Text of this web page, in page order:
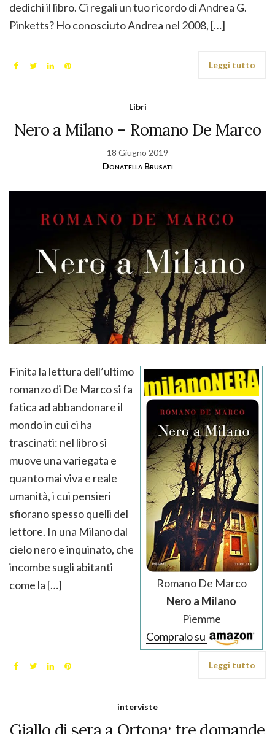
dedichi il libro. Ci regali un tuo ricordo di Andrea G.
Pinketts? Ho conosciuto Andrea nel 2008, […]
Leggi tutto
Libri
Nero a Milano – Romano De Marco
18 Giugno 2019
Donatella Brusati
Romano De Marco
Nero a Milano
Piemme
Compralo su
Finita la lettura dell’ultimo
romanzo di De Marco si fa
fatica ad abbandonare il
mondo in cui ci ha
trascinati: nel libro si
muove una variegata e
quanto mai viva e reale
umanità, i cui pensieri
sfiorano spesso quelli del
lettore. In una Milano dal
cielo nero e inquinato, che
incombe sugli abitanti
come la […]
Leggi tutto
interviste